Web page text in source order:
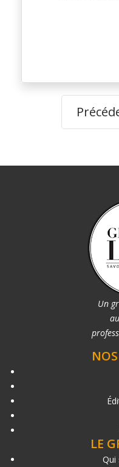
Un
LE
Qui